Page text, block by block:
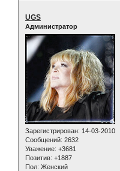
UGS
Администратор
Зарегистрирован: 14-03-2010
Сообщений: 2632
Уважение: +3681
Позитив: +1887
Пол: Женский